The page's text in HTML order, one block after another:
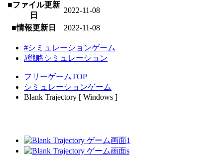
■ファイル更新
日
2022-11-08
■情報更新日 2022-11-08
#シミュレーションゲーム
#戦略シミュレーション
フリーゲームTOP
シミュレーションゲーム
Blank Trajectory [ Windows ]